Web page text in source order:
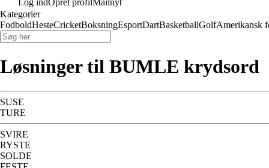
Log indOpret profilMailnyt
Kategorier
FodboldHesteCricketBoksningEsportDartBasketballGolfAmerikansk
Løsninger til BUMLE krydsord
SUSE
TURE
SVIRE
RYSTE
SOLDE